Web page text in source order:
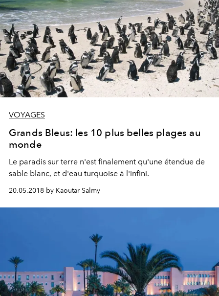
VOYAGES
Grands Bleus: les 10 plus belles plages au
monde
Le paradis sur terre n'est finalement qu'une étendue de
sable blanc, et d'eau turquoise à l'infini.
20.05.2018 by Kaoutar Salmy